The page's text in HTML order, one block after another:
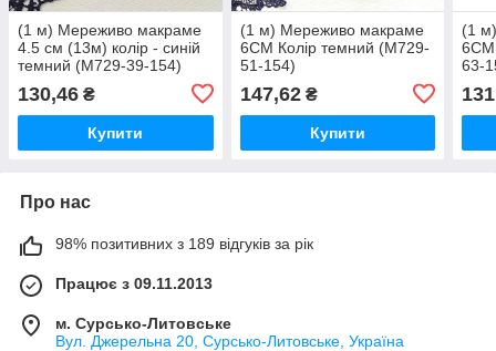
(1 м) Мереживо макраме
4.5 см (13м) колір - синій
темний (M729-39-154)
130,46 ₴
Купити
(1 м) Мереживо макраме
6CM Колір темний (M729-
51-154)
147,62₴
Купити
(1
63-
Про нас
98% позитивних з 189 відгуків за рік
Працює з 09.11.2013
м. Сурсько-Литовське
Вул. Джерельна 20, Сурсько-Литовське, Україна